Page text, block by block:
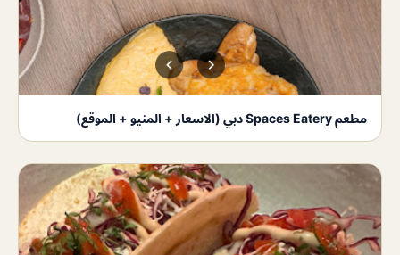
مطعم Spaces Eatery دبي (الاسعار + المنيو + الموقع)